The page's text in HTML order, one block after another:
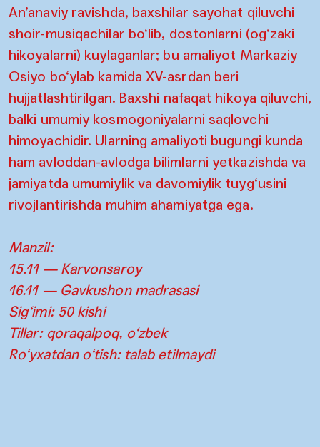
An’anaviy ravishda, baxshilar sayohat qiluvchi
shoir-musiqachilar bo‘lib, dostonlarni (og‘zaki
hikoyalarni) kuylaganlar; bu amaliyot Markaziy
Osiyo bo‘ylab kamida XV-asrdan beri
hujjatlashtirilgan. Baxshi nafaqat hikoya qiluvchi,
balki umumiy kosmogoniyalarni saqlovchi
himoyachidir. Ularning amaliyoti bugungi kunda
ham avloddan-avlodga bilimlarni yetkazishda va
jamiyatda umumiylik va davomiylik tuyg‘usini
rivojlantirishda muhim ahamiyatga ega.
Manzil:
15.11 — Karvonsaroy
16.11 — Gavkushon madrasasi
Sig‘imi: 50 kishi
Tillar: qoraqalpoq, o‘zbek
Ro‘yxatdan o‘tish: talab etilmaydi